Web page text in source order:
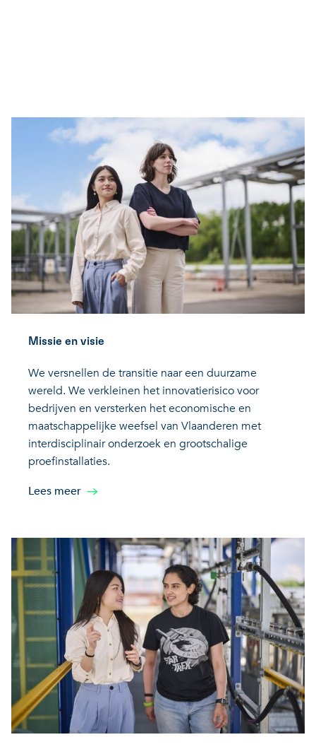
Missie en visie
We versnellen de transitie naar een duurzame
wereld. We verkleinen het innovatierisico voor
bedrijven en versterken het economische en
maatschappelijke weefsel van Vlaanderen met
interdisciplinair onderzoek en grootschalige
proefinstallaties.
Lees meer